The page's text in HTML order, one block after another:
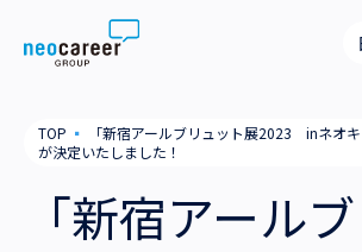
Skip to content
neocareer について
私たちの考え方
TOP ▪
「新宿アールブリュット展2023 inネオ
が決定いたしました！
「新宿アール